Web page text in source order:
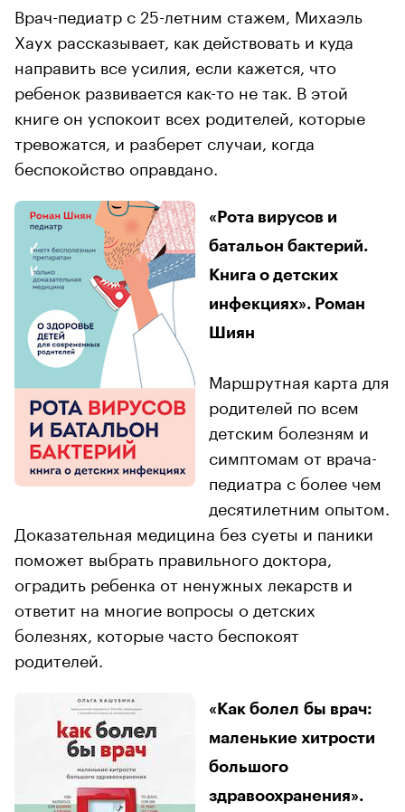
Врач-педиатр с 25-летним стажем, Михаэль
Хаух рассказывает, как действовать и куда
направить все усилия, если кажется, что
ребенок развивается как-то не так. В этой
книге он успокоит всех родителей, которые
тревожатся, и разберет случаи, когда
беспокойство оправдано.
«Рота вирусов и
батальон бактерий.
Книга о детских
инфекциях». Роман
Шиян
Маршрутная карта для
родителей по всем
детским болезням и
симптомам от врача-
педиатра с более чем
десятилетним опытом.
Доказательная медицина без суеты и паники
поможет выбрать правильного доктора,
оградить ребенка от ненужных лекарств и
ответит на многие вопросы о детских
болезнях, которые часто беспокоят
родителей.
«Как болел бы врач:
маленькие хитрости
большого
здравоохранения».